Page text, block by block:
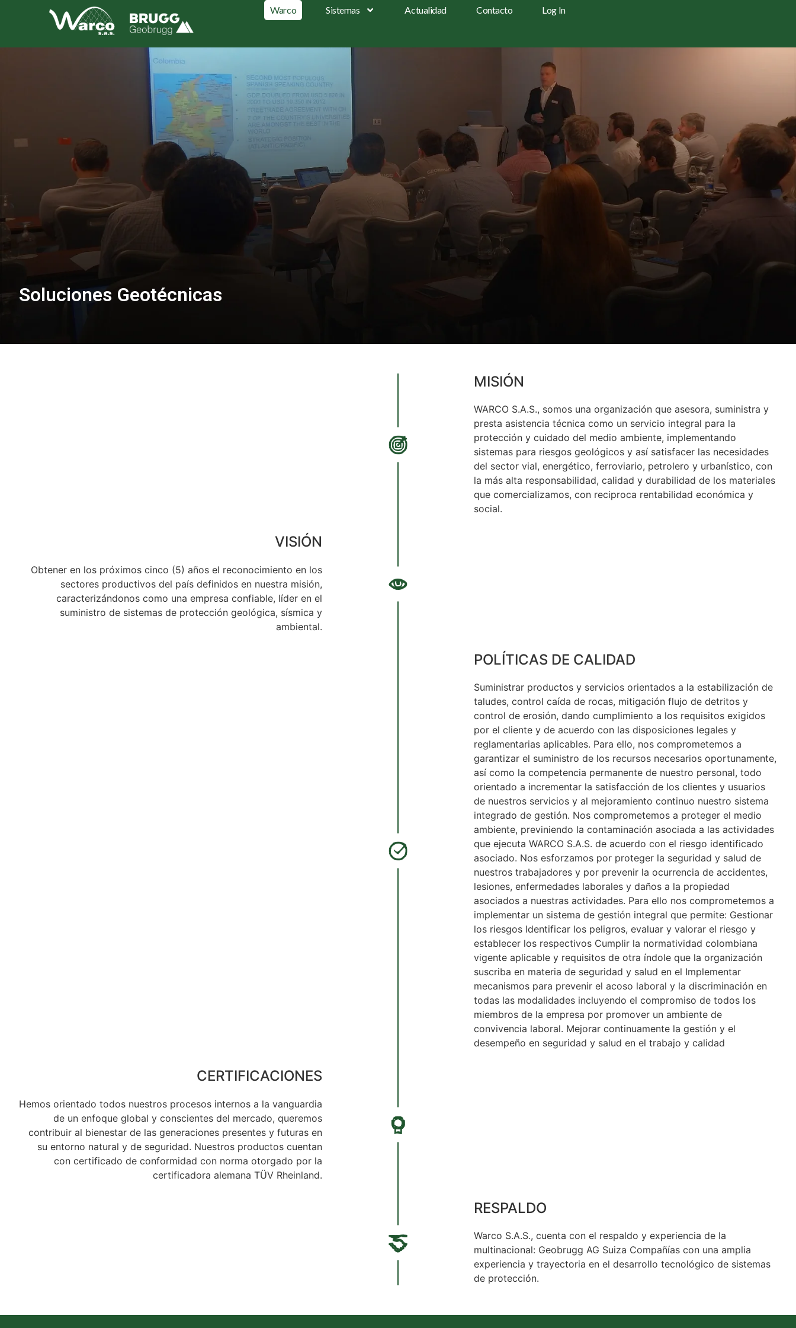
Warco Sistemas Actualidad Contacto Log In
Soluciones Geotécnicas
MISIÓN
WARCO S.A.S., somos una organización que asesora, suministra y
presta asistencia técnica como un servicio integral para la
protección y cuidado del medio ambiente, implementando
sistemas para riesgos geológicos y así satisfacer las necesidades
del sector vial, energético, ferroviario, petrolero y urbanístico, con
la más alta responsabilidad, calidad y durabilidad de los materiales
que comercializamos, con reciproca rentabilidad económica y
social.
VISIÓN
Obtener en los próximos cinco (5) años el reconocimiento en los
sectores productivos del país definidos en nuestra misión,
caracterizándonos como una empresa confiable, líder en el
suministro de sistemas de protección geológica, sísmica y
ambiental.
POLÍTICAS DE CALIDAD
Suministrar productos y servicios orientados a la estabilización de
taludes, control caída de rocas, mitigación flujo de detritos y
control de erosión, dando cumplimiento a los requisitos exigidos
por el cliente y de acuerdo con las disposiciones legales y
reglamentarias aplicables. Para ello, nos comprometemos a
garantizar el suministro de los recursos necesarios oportunamente,
así como la competencia permanente de nuestro personal, todo
orientado a incrementar la satisfacción de los clientes y usuarios
de nuestros servicios y al mejoramiento continuo nuestro sistema
integrado de gestión. Nos comprometemos a proteger el medio
ambiente, previniendo la contaminación asociada a las actividades
que ejecuta WARCO S.A.S. de acuerdo con el riesgo identificado
asociado. Nos esforzamos por proteger la seguridad y salud de
nuestros trabajadores y por prevenir la ocurrencia de accidentes,
lesiones, enfermedades laborales y daños a la propiedad
asociados a nuestras actividades. Para ello nos comprometemos a
implementar un sistema de gestión integral que permite: Gestionar
los riesgos Identificar los peligros, evaluar y valorar el riesgo y
establecer los respectivos Cumplir la normatividad colombiana
vigente aplicable y requisitos de otra índole que la organización
suscriba en materia de seguridad y salud en el Implementar
mecanismos para prevenir el acoso laboral y la discriminación en
todas las modalidades incluyendo el compromiso de todos los
miembros de la empresa por promover un ambiente de
convivencia laboral. Mejorar continuamente la gestión y el
desempeño en seguridad y salud en el trabajo y calidad
CERTIFICACIONES
Hemos orientado todos nuestros procesos internos a la vanguardia
de un enfoque global y conscientes del mercado, queremos
contribuir al bienestar de las generaciones presentes y futuras en
su entorno natural y de seguridad. Nuestros productos cuentan
con certificado de conformidad con norma otorgado por la
certificadora alemana TÜV Rheinland.
RESPALDO
Warco S.A.S., cuenta con el respaldo y experiencia de la
multinacional: Geobrugg AG Suiza Compañías con una amplia
experiencia y trayectoria en el desarrollo tecnológico de sistemas
de protección.